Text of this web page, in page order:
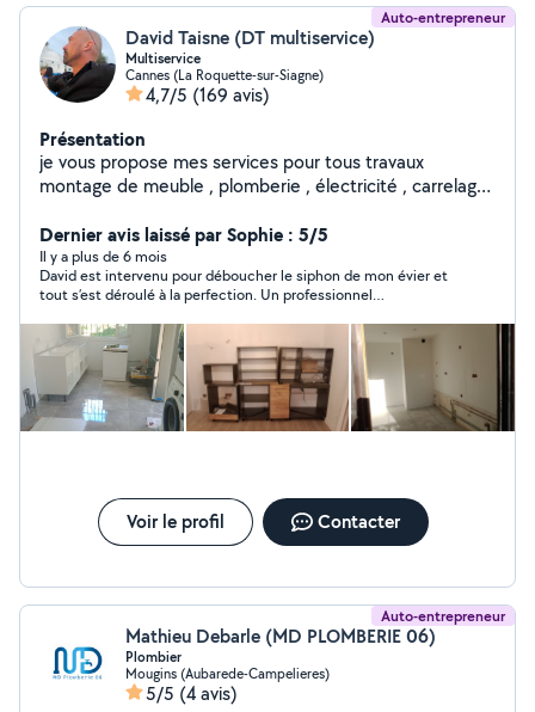
Auto-entrepreneur
David Taisne (DT multiservice)
Multiservice
Cannes (La Roquette-sur-Siagne)
4,7/5 (169 avis)
Présentation
je vous propose mes services pour tous travaux
montage de meuble , plomberie , électricité , carrelage
cuisine, store et volet roulant porte de garage et
d'autres interventions. Ayant été directeur technique de
palace pendant plusieurs années , j intervient sur toutes
pannes devis et renseignement gratuit sur déplacement
propre et ponctuel
Dernier avis laissé par Sophie : 5/5
Il y a plus de 6 mois
David est intervenu pour déboucher le siphon de mon évier et
tout s’est déroulé à la perfection. Un professionnel
grande sympathie. Vous pouvez vraiment compter sur lui : une
personne rare, fiable et bienveillante. Je recommande
chaleureusement !
Voir le profil Contacter
Auto-entrepreneur
Mathieu Debarle (MD PLOMBERIE 06)
Plombier
Mougins (Aubarede-Campelieres)
5/5 (4 avis)